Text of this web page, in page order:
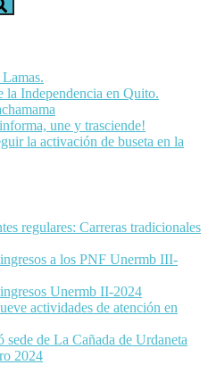
la Independencia en Quito.
une y trasciende!
la activación de buseta en la
regulares: Carreras tradicionales
a los PNF Unermb III-
Unermb II-2024
actividades de atención en
sede de La Cañada de Urdaneta
2024